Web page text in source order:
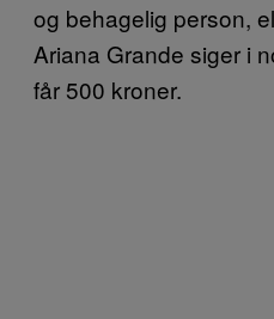
og behagelig person,
Ariana Grande siger i
får 500 kroner.